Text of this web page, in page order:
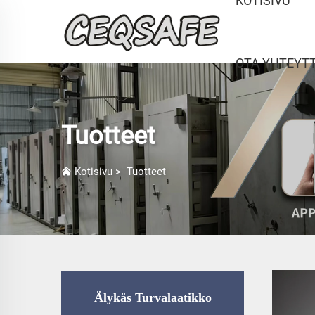
OTA
Tuotteet
Kotisivu > Tuotteet
Älykäs Turvalaatikko